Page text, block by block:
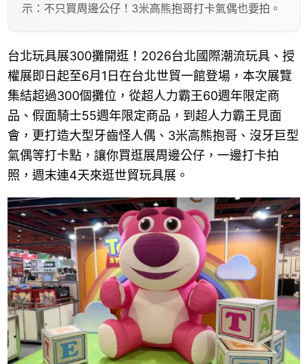
示：不只買周邊公仔！3米高熊抱哥打卡氣偶也要拍。
台北玩具展300攤開逛！2026台北國際潮流玩具、授
權展即日起至6月1日在台北世貿一館登場，本次展覽
集結超過300個攤位，從超人力霸王60週年限定商
品、假面騎士55週年限定商品，到超人力霸王見面
會，更打造大型牙齒怪人偶、3米高熊抱哥、沒牙巨型
氣偶等打卡點，讓你買逛展周邊公仔，一邊打卡拍
照，週末連4天來逛世貿玩具展。